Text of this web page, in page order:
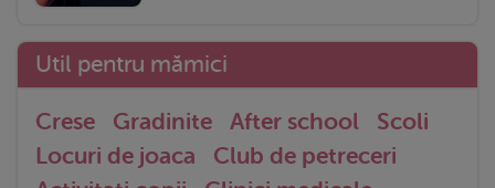
Util pentru mămici
Crese Gradinite After school
Scoli
Locuri de joaca
Club de petreceri